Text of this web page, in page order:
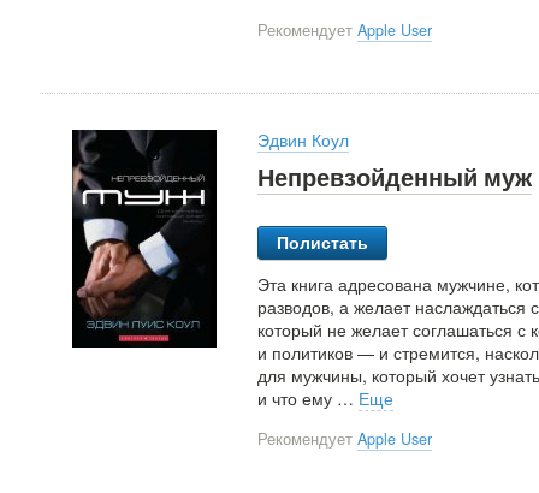
Рекомендует Apple User
Эдвин Коул
Непревзойденный муж
Полистать
Эта книга адресована мужчине,
разводов, а желает
который не желает соглашаться
и политиков — и стремится,
для мужчины, который хочет
и что ему … Еще
Рекомендует Apple User